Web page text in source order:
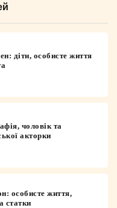
діти, особисте життя
чоловік та
акторки
особисте життя,
статки